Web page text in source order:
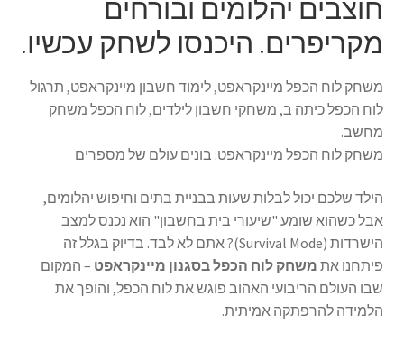
חוצבים יהלומים ובורחים
מקריפרים. היכנסו לשחק עכשיו.
משחק לוח הכפל מיינקראפט, לימוד חשבון מיינקראפט, תרגול
לוח הכפל כיתה ב, משחקי חשבון לילדים, לוח הכפל משחק
מחשב.
משחק לוח הכפל מיינקראפט: בונים עולם של מספרים
הילד שלכם יכול לבלות שעות בבניית בתים וחיפוש יהלומים,
אבל כשהוא שומע "שיעורי בית בחשבון" הוא נכנס למצב
הישרדות (Survival Mode)? אתם לא לבד. בדיוק בגלל זה
פיתחנו את משחק לוח הכפל בסגנון מיינקראפט – המקום
שבו העולם הריבועי האהוב פוגש את לוח הכפל, והופך את
הלמידה להרפתקה אמיתית.